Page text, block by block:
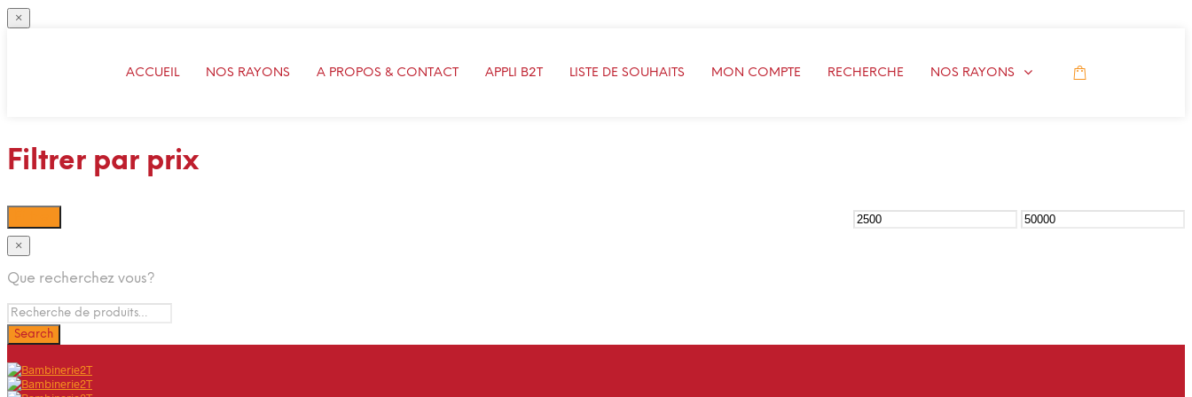
×
ACCUEIL NOS RAYONS A PROPOS & CONTACT APPLI B2T LISTE DE SOUHAITS MON COMPTE RECHERCHE NOS RAYONS
Filtrer par prix
Prix Prix
×
Que recherchez vous?